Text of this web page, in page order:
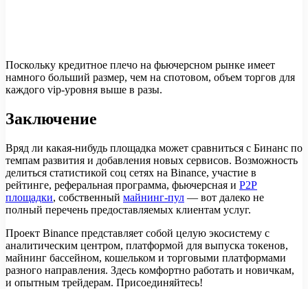
Поскольку кредитное плечо на фьючерсном рынке имеет
намного больший размер, чем на спотовом, объем торгов для
каждого vip-уровня выше в разы.
Заключение
Вряд ли какая-нибудь площадка может сравниться с Бинанс по
темпам развития и добавления новых сервисов. Возможность
делиться статистикой соц сетях на Binance, участие в
рейтинге, реферальная программа, фьючерсная и P2P
площадки, собственный майнинг-пул — вот далеко не
полный перечень предоставляемых клиентам услуг.
Проект Binance представляет собой целую экосистему с
аналитическим центром, платформой для выпуска токенов,
майнинг бассейном, кошельком и торговыми платформами
разного направления. Здесь комфортно работать и новичкам,
и опытным трейдерам. Присоединяйтесь!